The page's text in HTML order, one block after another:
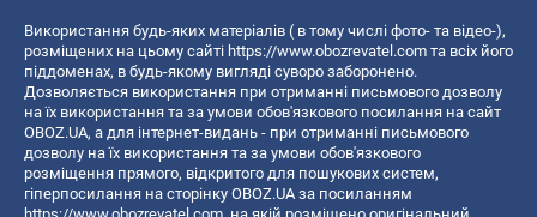
Використання будь-яких матеріалів ( в тому числі фото- та відео-),
розміщених на цьому сайті https://www.obozrevatel.com та всіх його
піддоменах, в будь-якому вигляді суворо заборонено.
Дозволяється використання при отриманні письмового дозволу
на їх використання та за умови обов'язкового посилання на сайт
OBOZ.UA, а для інтернет-видань - при отриманні письмового
дозволу на їх використання та за умови обов'язкового
розміщення прямого, відкритого для пошукових систем,
гіперпосилання на сторінку OBOZ.UA за посиланням